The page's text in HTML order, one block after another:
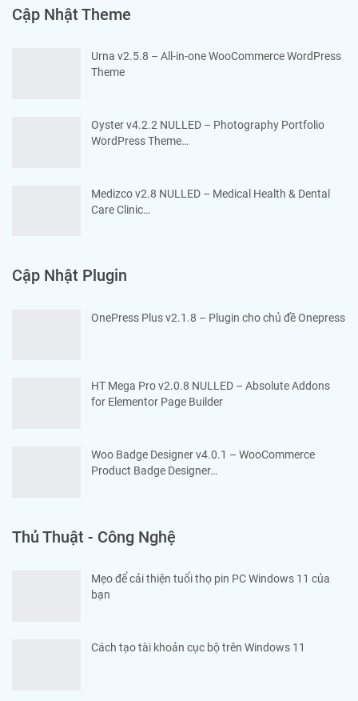
Cập Nhật Theme
Urna v2.5.8 – All-in-one WooCommerce WordPress
Theme
Oyster v4.2.2 NULLED – Photography Portfolio
WordPress Theme…
Medizco v2.8 NULLED – Medical Health & Dental
Care Clinic…
Cập Nhật Plugin
OnePress Plus v2.1.8 – Plugin cho chủ đề Onepress
HT Mega Pro v2.0.8 NULLED – Absolute Addons
for Elementor Page Builder
Woo Badge Designer v4.0.1 – WooCommerce
Product Badge Designer…
Thủ Thuật - Công Nghệ
Mẹo để cải thiện tuổi thọ pin PC Windows 11 của
bạn
Cách tạo tài khoản cục bộ trên Windows 11